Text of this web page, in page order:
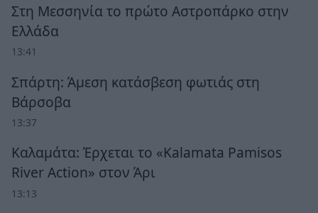
Στη Μεσσηνία το πρώτο Αστροπάρκο στην
Ελλάδα
13:41
Σπάρτη: Άμεση κατάσβεση φωτιάς στη
Βάρσοβα
13:37
Καλαμάτα: Έρχεται το «Kalamata Pamisos
River Action» στον Άρι
13:13